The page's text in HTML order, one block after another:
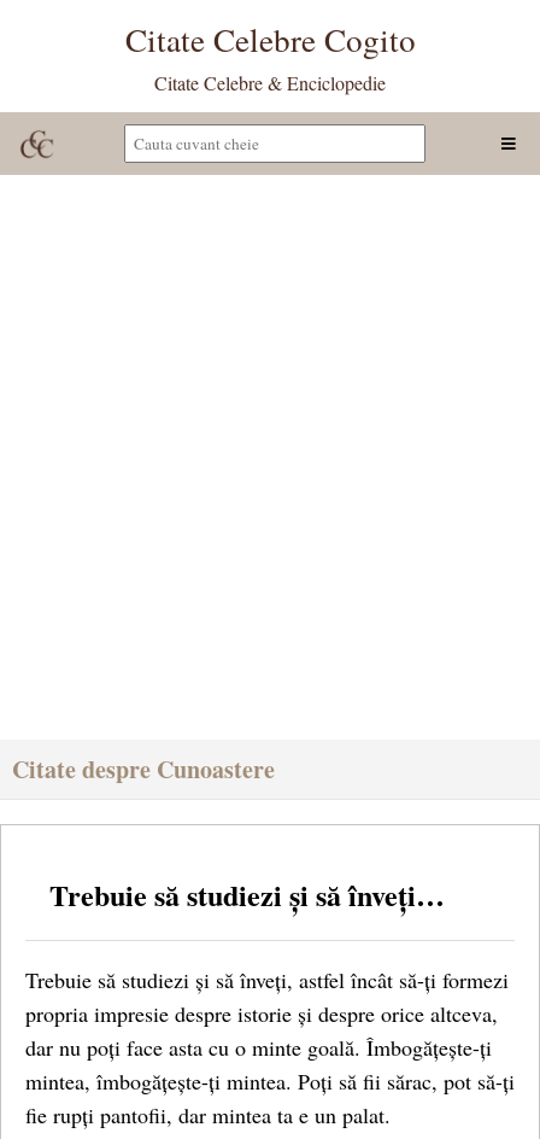
Citate Celebre Cogito
Citate Celebre & Enciclopedie
Citate despre Cunoastere
Trebuie să studiezi și să înveți…
Trebuie să studiezi și să înveți, astfel încât să-ți formezi
propria impresie despre istorie și despre orice altceva,
dar nu poți face asta cu o minte goală. Îmbogățește-ți
mintea, îmbogățește-ți mintea. Poți să fii sărac, pot să-ți
fie rupți pantofii, dar mintea ta e un palat.